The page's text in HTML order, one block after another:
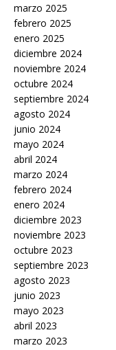
marzo 2025
febrero 2025
enero 2025
diciembre 2024
noviembre 2024
octubre 2024
septiembre 2024
agosto 2024
junio 2024
mayo 2024
abril 2024
marzo 2024
febrero 2024
enero 2024
diciembre 2023
noviembre 2023
octubre 2023
septiembre 2023
agosto 2023
junio 2023
mayo 2023
abril 2023
marzo 2023